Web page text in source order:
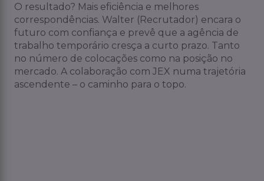
O resultado? Mais eficiência e melhores
correspondências. Walter (Recrutador) encara o
futuro com confiança e prevê que a agência de
trabalho temporário cresça a curto prazo. Tanto
no número de colocações como na posição no
mercado. A colaboração com JEX numa trajetória
ascendente – o caminho para o topo.